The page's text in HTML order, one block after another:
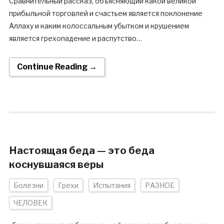
прибыльной торговлей и счастьем является поклонение
Аллаху и каким колоссальным убытком и крушением
является грехопадение и распутство…
Continue Reading →
Настоящая беда — это беда
коснувшаяся веры
Болезни Грехи Испытания РАЗНОЕ
ЧЕЛОВЕК